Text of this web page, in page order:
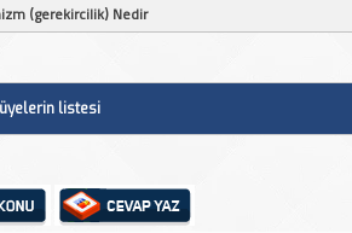
(gerekircilik) Nedir
listesi